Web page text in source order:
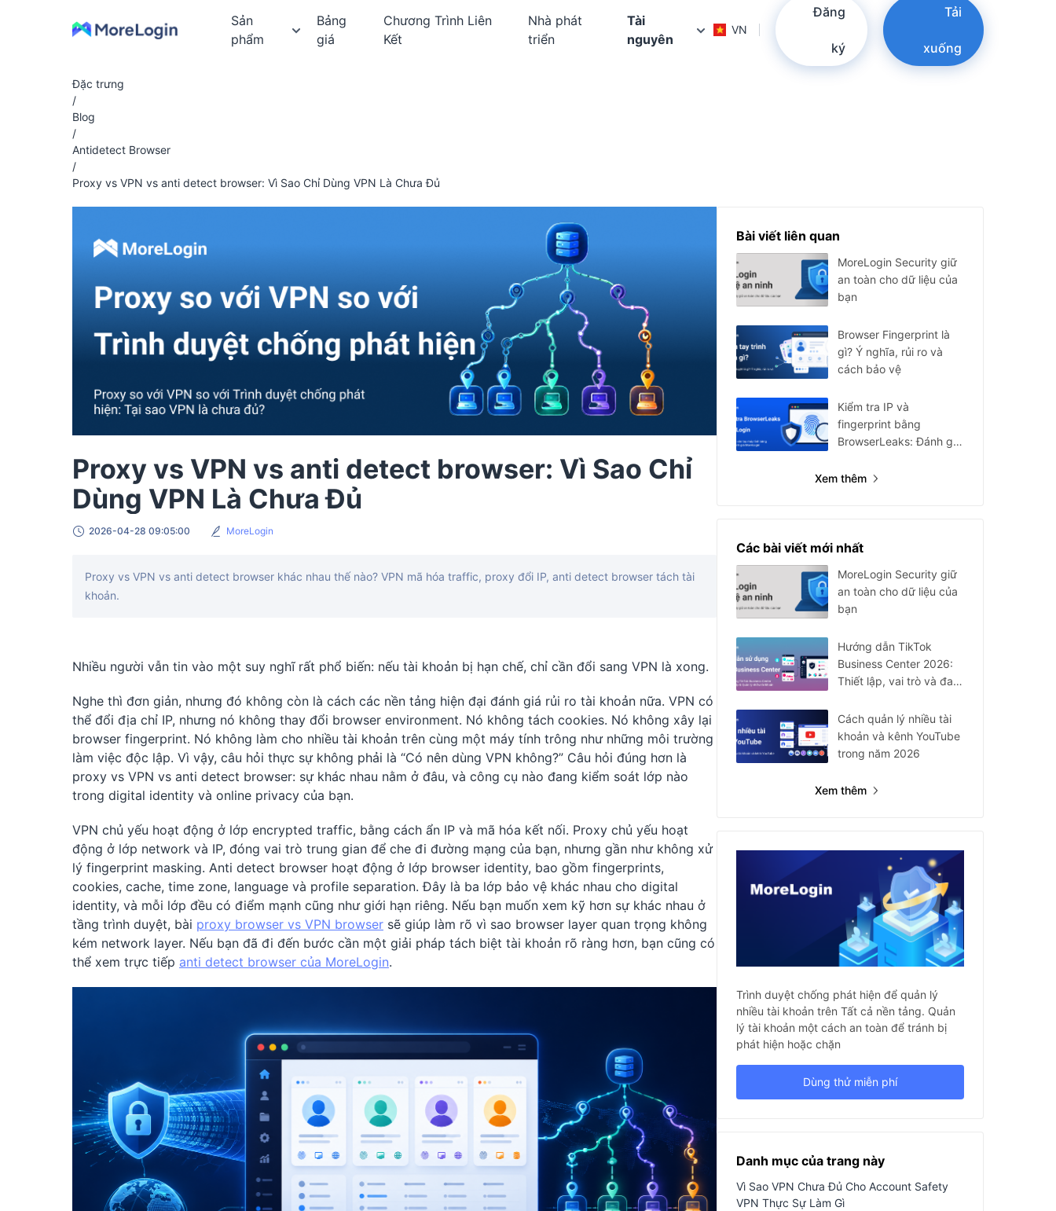
Sản
phẩm
Bảng
giá
Chương Trình Liên
Kết
Nhà phát
triển
Tài
nguyên
VN
Đăng
ký
Tải
xuống
Đặc trưng
/
Blog
/
Antidetect Browser
/
Proxy vs VPN vs anti detect browser: Vì Sao Chỉ Dùng VPN Là Chưa Đủ
Proxy vs VPN vs anti detect browser: Vì Sao Chỉ
Dùng VPN Là Chưa Đủ
2026-04-28 09:05:00 MoreLogin
Proxy vs VPN vs anti detect browser khác nhau thế nào? VPN mã hóa traffic, proxy đổi IP, anti detect browser tách tài
khoản.
Nhiều người vẫn tin vào một suy nghĩ rất phổ biến: nếu tài khoản bị hạn chế, chỉ cần đổi sang VPN là xong.
Nghe thì đơn giản, nhưng đó không còn là cách các nền tảng hiện đại đánh giá rủi ro tài khoản nữa. VPN có
thể đổi địa chỉ IP, nhưng nó không thay đổi browser environment. Nó không tách cookies. Nó không xây lại
browser fingerprint. Nó không làm cho nhiều tài khoản trên cùng một máy tính trông như những môi trường
làm việc độc lập. Vì vậy, câu hỏi thực sự không phải là “Có nên dùng VPN không?” Câu hỏi đúng hơn là
proxy vs VPN vs anti detect browser: sự khác nhau nằm ở đâu, và công cụ nào đang kiểm soát lớp nào
trong digital identity và online privacy của bạn.
VPN chủ yếu hoạt động ở lớp encrypted traffic, bằng cách ẩn IP và mã hóa kết nối. Proxy chủ yếu hoạt
động ở lớp network và IP, đóng vai trò trung gian để che đi đường mạng của bạn, nhưng gần như không xử
lý fingerprint masking. Anti detect browser hoạt động ở lớp browser identity, bao gồm fingerprints,
cookies, cache, time zone, language và profile separation. Đây là ba lớp bảo vệ khác nhau cho digital
identity, và mỗi lớp đều có điểm mạnh cũng như giới hạn riêng. Nếu bạn muốn xem kỹ hơn sự khác nhau ở
tầng trình duyệt, bài proxy browser vs VPN browser sẽ giúp làm rõ vì sao browser layer quan trọng không
kém network layer. Nếu bạn đã đi đến bước cần một giải pháp tách biệt tài khoản rõ ràng hơn, bạn cũng có
thể xem trực tiếp anti detect browser của MoreLogin.
Bài viết liên quan
MoreLogin Security giữ
an toàn cho dữ liệu của
bạn
Browser Fingerprint là
gì? Ý nghĩa, rủi ro và
cách bảo vệ
Kiểm tra IP và
fingerprint bằng
BrowserLeaks: Đánh giá
Xem thêm
Các bài viết mới nhất
MoreLogin Security giữ
an toàn cho dữ liệu của
bạn
Hướng dẫn TikTok
Business Center 2026:
Thiết lập, vai trò và đa
Cách quản lý nhiều tài
khoản và kênh YouTube
trong năm 2026
Xem thêm
Trình duyệt chống phát hiện để quản lý
nhiều tài khoản trên Tất cả nền tảng. Quản
lý tài khoản một cách an toàn để tránh bị
phát hiện hoặc chặn
Dùng thử miễn phí
Danh mục của trang này
Vì Sao VPN Chưa Đủ Cho Account Safety
VPN Thực Sự Làm Gì